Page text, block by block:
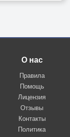
О нас
Правила
Помощь
Лицензия
Отзывы
Контакты
Политика